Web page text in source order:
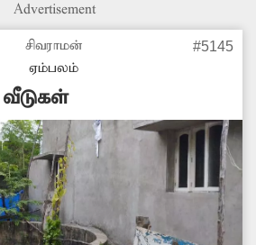
Advertisement
சிவராமன்
ஏம்பலம்
#5145